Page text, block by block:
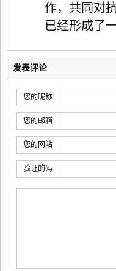
作，共同对
已经形成了
发表评论
您的昵称
您的邮箱
您的网站
验证的码